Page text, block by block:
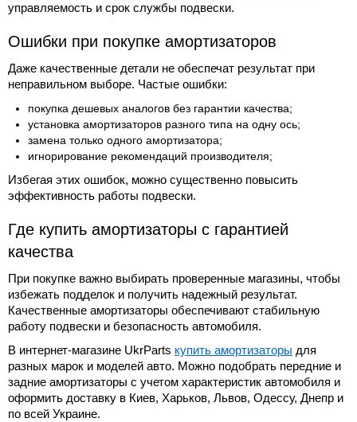
управляемость и срок службы подвески.
Ошибки при покупке амортизаторов
Даже качественные детали не обеспечат результат при
неправильном выборе. Частые ошибки:
покупка дешевых аналогов без гарантии качества;
установка амортизаторов разного типа на одну ось;
замена только одного амортизатора;
игнорирование рекомендаций производителя;
Избегая этих ошибок, можно существенно повысить
эффективность работы подвески.
Где купить амортизаторы с гарантией
качества
При покупке важно выбирать проверенные магазины, чтобы
избежать подделок и получить надежный результат.
Качественные амортизаторы обеспечивают стабильную
работу подвески и безопасность автомобиля.
В интернет-магазине UkrParts купить амортизаторы для
разных марок и моделей авто. Можно подобрать передние и
задние амортизаторы с учетом характеристик автомобиля и
оформить доставку в Киев, Харьков, Львов, Одессу, Днепр и
по всей Украине.